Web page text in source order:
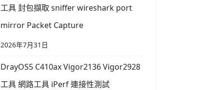
工具 封包擷取 sniffer wireshark port
mirror Packet Capture
2026年7月31日
DrayOS5 C410ax Vigor2136 Vigor2928
工具 網路工具 iPerf 連接性測試